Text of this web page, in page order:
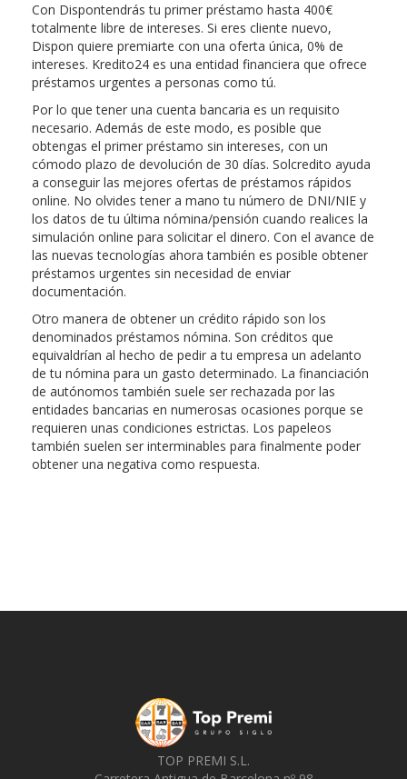
Con Dispontendrás tu primer préstamo hasta 400€
totalmente libre de intereses. Si eres cliente nuevo,
Dispon quiere premiarte con una oferta única, 0% de
intereses. Kredito24 es una entidad financiera que ofrece
préstamos urgentes a personas como tú.
Por lo que tener una cuenta bancaria es un requisito
necesario. Además de este modo, es posible que
obtengas el primer préstamo sin intereses, con un
cómodo plazo de devolución de 30 días. Solcredito ayuda
a conseguir las mejores ofertas de préstamos rápidos
online. No olvides tener a mano tu número de DNI/NIE y
los datos de tu última nómina/pensión cuando realices la
simulación online para solicitar el dinero. Con el avance de
las nuevas tecnologías ahora también es posible obtener
préstamos urgentes sin necesidad de enviar
documentación.
Otro manera de obtener un crédito rápido son los
denominados préstamos nómina. Son créditos que
equivaldrían al hecho de pedir a tu empresa un adelanto
de tu nómina para un gasto determinado. La financiación
de autónomos también suele ser rechazada por las
entidades bancarias en numerosas ocasiones porque se
requieren unas condiciones estrictas. Los papeleos
también suelen ser interminables para finalmente poder
obtener una negativa como respuesta.
TOP PREMI S.L.